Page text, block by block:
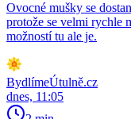
Ovocné mušky se
protože se velmi rychle
možností tu ale je.
BydlímeÚtulně.cz
dnes, 11:05